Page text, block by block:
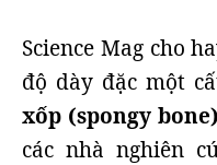
Science Mag cho
độ dày đặc một
xốp (spongy bone)
các nhà nghiên